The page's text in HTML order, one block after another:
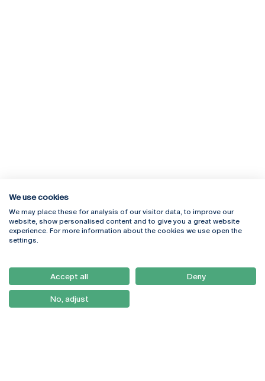
Rua Diogo Botelho 1327
4169-005 Porto
+351 226 196 240
Campus Online
Webmail
Como Chegar
Newsletter
We use cookies
We may place these for analysis of our visitor data, to improve our
website, show personalised content and to give you a great website
experience. For more information about the cookies we use open the
settings.
Accept all Deny
No, adjust